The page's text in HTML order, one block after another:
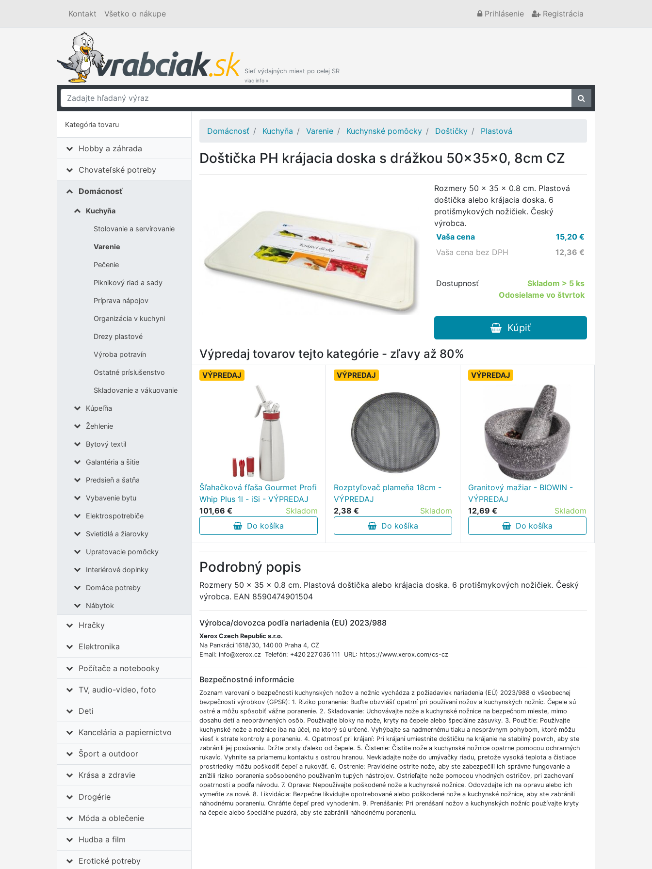
Kontakt Všetko o nákupe Prihlásenie Registrácia
Sieť výdajných miest po celej SR
viac info »
Kategória tovaru
Hobby a záhrada
Chovateľské potreby
Domácnosť
Kuchyňa
Stolovanie a servírovanie
Varenie
Pečenie
Piknikový riad a sady
Príprava nápojov
Organizácia v kuchyni
Drezy plastové
Výroba potravín
Ostatné príslušenstvo
Skladovanie a vákuovanie
Kúpeľňa
Žehlenie
Bytový textil
Galantéria a šitie
Predsieň a šatňa
Vybavenie bytu
Elektrospotrebiče
Svietidlá a žiarovky
Upratovacie pomôcky
Interiérové doplnky
Domáce potreby
Nábytok
Hračky
Elektronika
Počítače a notebooky
TV, audio-video, foto
Deti
Kancelária a papiernictvo
Šport a outdoor
Krása a zdravie
Drogérie
Móda a oblečenie
Hudba a film
Erotické potreby
Domácnosť Kuchyňa Varenie Kuchynské pomôcky Doštičky Plastová
Doštička PH krájacia doska s drážkou 50x35x0, 8cm CZ
Rozmery 50 x 35 x 0.8 cm. Plastová
doštička alebo krájacia doska. 6
protišmykových nožičiek. Český
výrobca.
Vaša cena
15,20€
Vaša cena bez DPH
12,36 €
Dostupnosť Skladom > 5 ks
Odosielame vo štvrtok
Kúpiť
Výpredaj tovarov tejto kategórie - zľavy až 80%
VÝPREDAJ
Šľahačková fľaša Gourmet Profi
Whip Plus 1l - iSi - VÝPREDAJ
101,66 €
Skladom
Do košíka
VÝPREDAJ
Rozptyľovač plameňa 18cm -
VÝPREDAJ
2,38 €
Skladom
Do košíka
VÝPREDAJ
Granitový mažiar - BIOWIN -
VÝPREDAJ
12,69 €
Skladom
Do košíka
Podrobný popis
Rozmery 50 x 35 x 0.8 cm. Plastová doštička alebo krájacia doska. 6 protišmykových nožičiek. Český
výrobca. EAN 8590474901504
Výrobca/dovozca podľa nariadenia (EU) 2023/988
Xerox Czech Republic s.r.o.
Na Pankráci 1618/30, 140 00 Praha 4, CZ
Email: info@xerox.cz Telefón: +420 227 036 111 URL: https://www.xerox.com/cs-cz
Bezpečnostné informácie
Zoznam varovaní o bezpečnosti kuchynských nožov a nožníc vychádza z požiadaviek nariadenia (EÚ) 2023/988 o všeobecnej
bezpečnosti výrobkov (GPSR): 1. Riziko poranenia: Buďte obzvlášť opatrní pri používaní nožov a kuchynských nožníc. Čepele sú
ostré a môžu spôsobiť vážne poranenie. 2. Skladovanie: Uchovávajte nože a kuchynské nožnice na bezpečnom mieste, mimo
dosahu detí a neoprávnených osôb. Používajte bloky na nože, kryty na čepele alebo špeciálne zásuvky. 3. Použitie: Používajte
kuchynské nože a nožnice iba na účel, na ktorý sú určené. Vyhýbajte sa nadmernému tlaku a nesprávnym pohybom, ktoré môžu
viesť k strate kontroly a poraneniu. 4. Opatrnosť pri krájaní: Pri krájaní umiestnite doštičku na krájanie na stabilný povrch, aby ste
zabránili jej posúvaniu. Držte prsty ďaleko od čepele. 5. Čistenie: Čistite nože a kuchynské nožnice opatrne pomocou ochranných
rukavíc. Vyhnite sa priamemu kontaktu s ostrou hranou. Nevkladajte nože do umývačky riadu, pretože vysoká teplota a čistiace
prostriedky môžu poškodiť čepeľ a rukoväť. 6. Ostrenie: Pravidelne ostrite nože, aby ste zabezpečili ich správne fungovanie a
znížili riziko poranenia spôsobeného používaním tupých nástrojov. Ostrieľajte nože pomocou vhodných ostričov, pri zachovaní
opatrnosti a podľa návodu. 7. Oprava: Nepoužívajte poškodené nože a kuchynské nožnice. Odovzdajte ich na opravu alebo ich
vymeňte za nové. 8. Likvidácia: Bezpečne likvidujte opotrebované alebo poškodené nože a kuchynské nožnice, aby ste zabránili
náhodnému poraneniu. Chráňte čepeľ pred vyhodením. 9. Prenášanie: Pri prenášaní nožov a kuchynských nožníc používajte kryty
na čepele alebo špeciálne puzdrá, aby ste zabránili náhodnému poraneniu.